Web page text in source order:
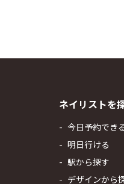
ネイリストを
今日予約でき
明日行ける
駅から探す
デザインから